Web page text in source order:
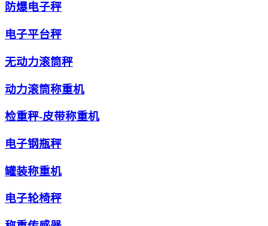
防爆电子秤
电子平台秤
无动力滚筒秤
动力滚筒称重机
检重秤-皮带称重机
电子钢瓶秤
罐装称重机
电子轮椅秤